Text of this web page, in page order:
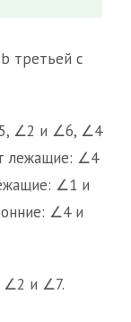
третьей с
∠2 и ∠6, ∠4
лежащие: ∠4
∠1 и
∠4 и
∠2 и ∠7.